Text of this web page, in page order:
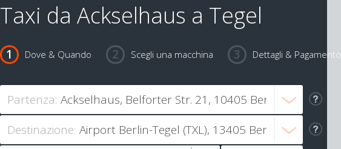
Taxi da Ackselhaus a Tegel
Dove & Quando Scegli una macchina Dettagli & Pagamento
Partenza:
Destinazione: